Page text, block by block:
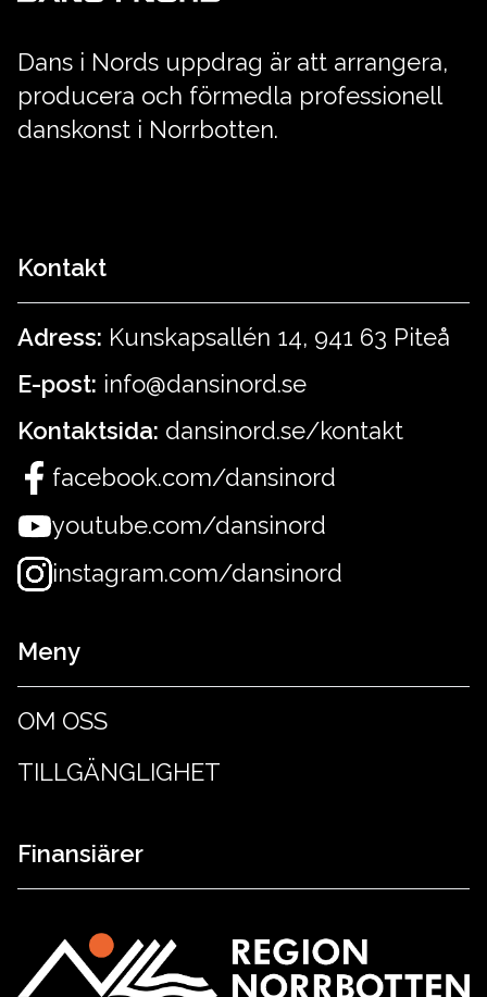
Dans i Nords uppdrag är att arrangera,
producera och förmedla professionell
danskonst i Norrbotten.
Kontakt
Adress: Kunskapsallén 14, 941 63 Piteå
E-post: info@dansinord.se
Kontaktsida: dansinord.se/kontakt
facebook.com/dansinord
youtube.com/dansinord
instagram.com/dansinord
Meny
OM OSS
TILLGÄNGLIGHET
Finansiärer